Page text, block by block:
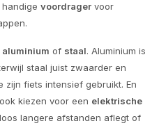
voordrager voor
aluminium of staal. Aluminium is
staal juist zwaarder en
zijn fiets intensief gebruikt. En
kiezen voor een elektrische
langere afstanden aflegt of